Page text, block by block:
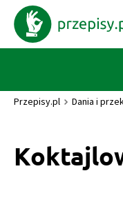
Przepisy.pl Dania i